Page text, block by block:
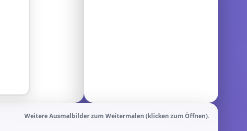
Weitere Ausmalbilder zum Weitermalen (klicken zum Öffnen).